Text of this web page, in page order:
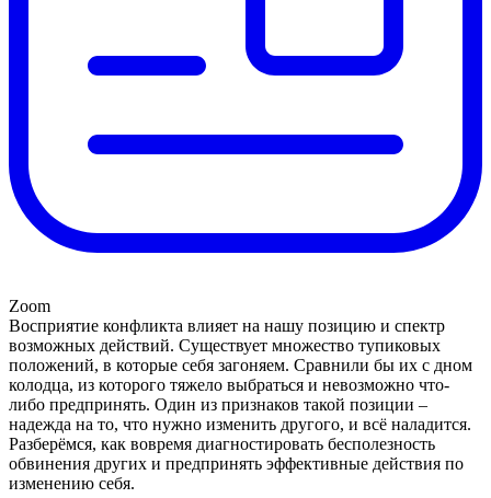
Zoom
Восприятие конфликта влияет на нашу позицию и спектр
возможных действий. Существует множество тупиковых
положений, в которые себя загоняем. Сравнили бы их с дном
колодца, из которого тяжело выбраться и невозможно что-
либо предпринять. Один из признаков такой позиции –
надежда на то, что нужно изменить другого, и всё наладится.
Разберёмся, как вовремя диагностировать бесполезность
обвинения других и предпринять эффективные действия по
изменению себя.